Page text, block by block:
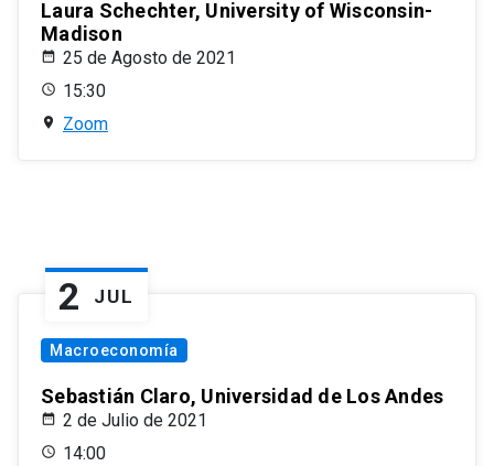
Laura Schechter, University of Wisconsin-
Madison
25 de Agosto de 2021
15:30
Zoom
2 JUL
Macroeconomía
Sebastián Claro, Universidad de Los Andes
2 de Julio de 2021
14:00